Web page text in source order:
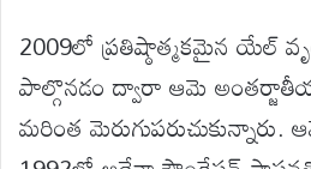
2009లో ప్రతిష్ఠాత్మకమైన యేల్
పాల్గొనడం ద్వారా ఆమె
మరింత